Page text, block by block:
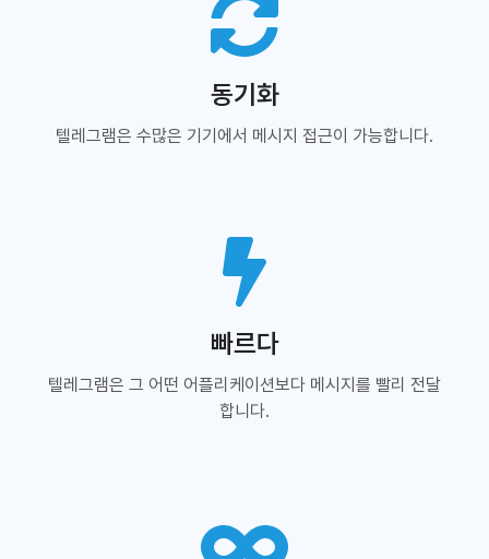
동기화
텔레그램은 수많은 기기에서 메시지 접근이 가능합니다.
빠르다
텔레그램은 그 어떤 어플리케이션보다 메시지를 빨리 전달
합니다.